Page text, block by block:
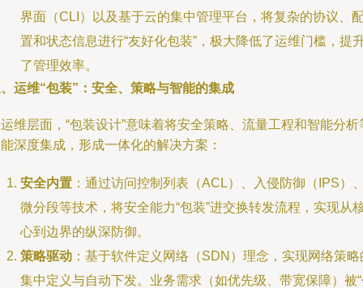
界面（CLI）以及基于云的集中管理平台，将复杂的协议、
置和状态信息进行“友好化包装”，极大降低了运维门槛，提
了管理效率。
运维“包装”：安全、策略与智能的集成
维层面，“包装设计”意味着将安全策略、流量工程和智能分析
深度集成，形成一体化的解决方案：
安全内置 ：通过访问控制列表（ACL）、入侵防御（IPS）
微分段等技术，将安全能力“包装”进交换转发流程，实现从
心到边界的纵深防御。
策略驱动 ：基于软件定义网络（SDN）理念，实现网络策略
集中定义与自动下发。业务需求（如优先级、带宽保障）被